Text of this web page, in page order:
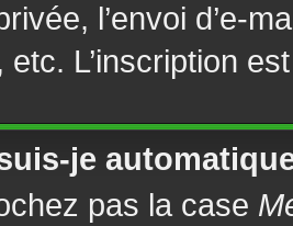
l’envoi d’e-
L’inscription
je
pas la case